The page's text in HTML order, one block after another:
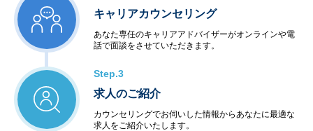
キャリアカウンセリング
あなた専任のキャリアアドバイザーがオンラインや電
話で面談をさせていただきます。
Step.3
求人のご紹介
カウンセリングでお伺いした情報からあなたに最適な
求人をご紹介いたします。